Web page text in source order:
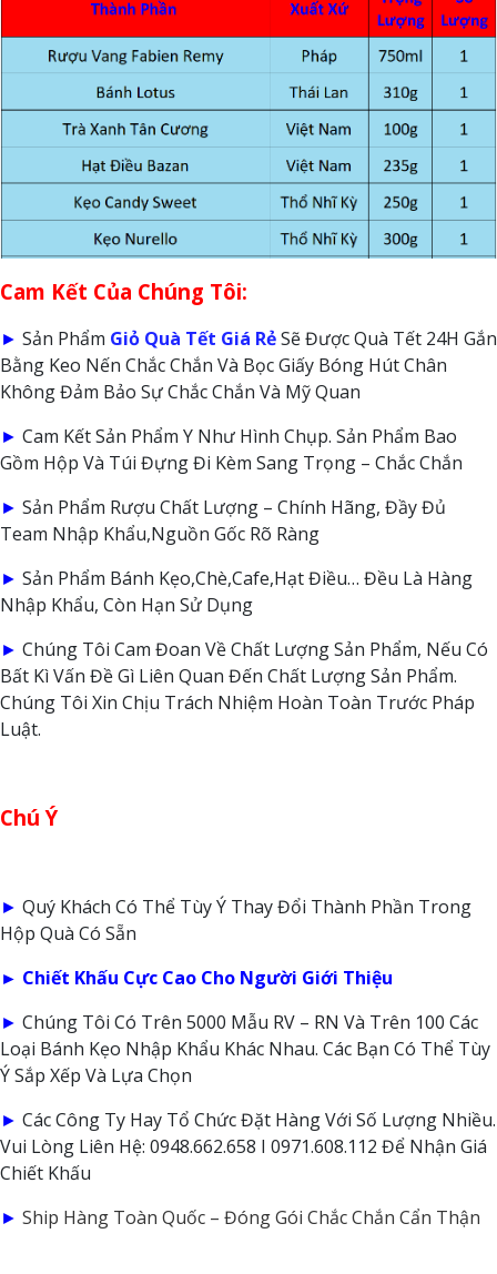
Cam Kết Của Chúng Tôi:
► Sản Phẩm Giỏ Quà Tết Giá RẻSẽ Được Quà Tết 24H Gắn
Bằng Keo Nến Chắc Chắn Và Bọc Giấy Bóng Hút Chân
Không Đảm Bảo Sự Chắc Chắn Và Mỹ Quan
► Cam Kết Sản Phẩm Y Như Hình Chụp. Sản Phẩm Bao
Gồm Hộp Và Túi Đựng Đi Kèm Sang Trọng – Chắc Chắn
► Sản Phẩm Rượu Chất Lượng – Chính Hãng, Đầy Đủ
Team Nhập Khẩu,Nguồn Gốc Rõ Ràng
► Sản Phẩm Bánh Kẹo,Chè,Cafe,Hạt Điều… Đều Là Hàng
Nhập Khẩu, Còn Hạn Sử Dụng
► Chúng Tôi Cam Đoan Về Chất Lượng Sản Phẩm, Nếu Có
Bất Kì Vấn Đề Gì Liên Quan Đến Chất Lượng Sản Phẩm.
Chúng Tôi Xin Chịu Trách Nhiệm Hoàn Toàn Trước Pháp
Luật.
Chú Ý
► Quý Khách Có Thể Tùy Ý Thay Đổi Thành Phần Trong
Hộp Quà Có Sẵn
► Chiết Khấu Cực Cao Cho Người Giới Thiệu
► Chúng Tôi Có Trên 5000 Mẫu RV – RN Và Trên 100 Các
Loại Bánh Kẹo Nhập Khẩu Khác Nhau. Các Bạn Có Thể Tùy
Ý Sắp Xếp Và Lựa Chọn
► Các Công Ty Hay Tổ Chức Đặt Hàng Với Số Lượng Nhiều.
Vui Lòng Liên Hệ: 0948.662.658 I 0971.608.112 Để Nhận Giá
Chiết Khấu
► Ship Hàng Toàn Quốc – Đóng Gói Chắc Chắn Cẩn Thận